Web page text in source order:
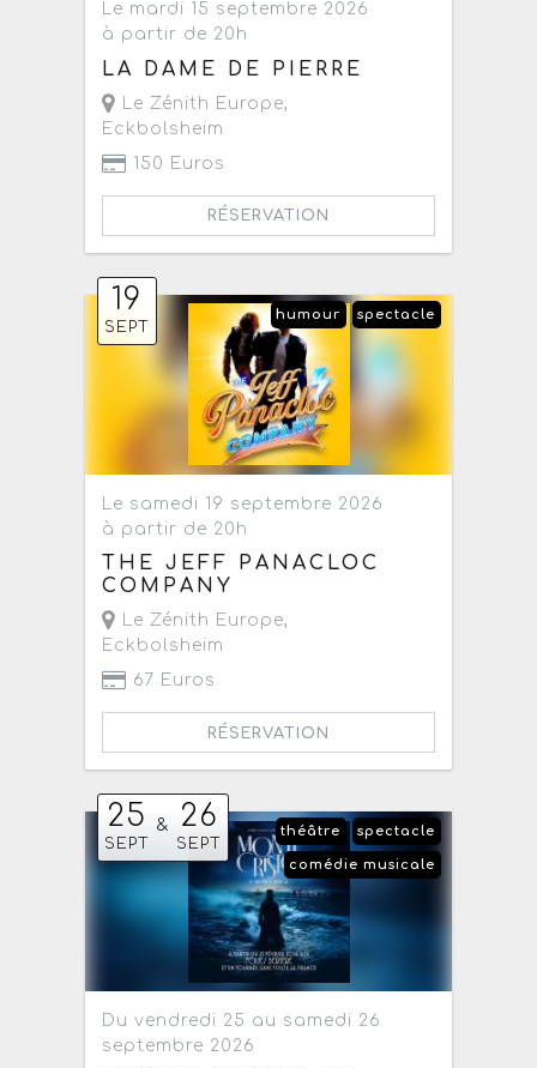
Le mardi 15 septembre 2026
à partir de 20h
LA DAME DE PIERRE
Le Zénith Europe,
Eckbolsheim
150 Euros
RÉSERVATION
19
SEPT
spectacle
humour
Le samedi 19 septembre 2026
à partir de 20h
THE JEFF PANACLOC
COMPANY
Le Zénith Europe,
Eckbolsheim
67 Euros
RÉSERVATION
25
SEPT
& 26
SEPT
spectacle
théâtre
comédie musicale
Du vendredi 25 au samedi 26
septembre 2026